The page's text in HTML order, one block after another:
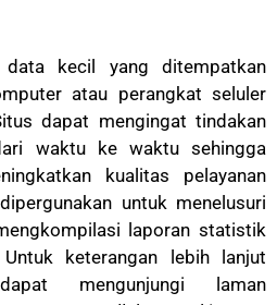
kecil yang ditempatkan
atau perangkat seluler
dapat mengingat tindakan
waktu ke waktu sehingga
kualitas pelayanan
untuk menelusuri
laporan statistik
keterangan lebih lanjut
mengunjungi laman